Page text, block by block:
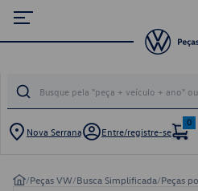
Nova Serrana Entre/registre-se
0
/Peças VW/Busca Simplificada/Peças